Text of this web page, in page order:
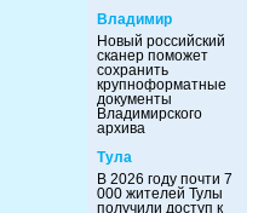
Владимир
Новый российский
сканер поможет
сохранить
крупноформатные
документы
Владимирского
архива
Тула
В 2026 году почти 7
000 жителей Тулы
получили доступ к